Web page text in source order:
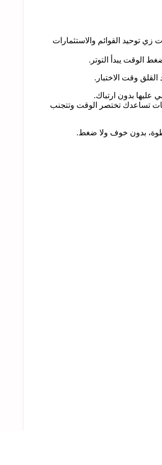
توحيد القوائم والاستثمارات
الوقت يبدأ التوتر.
وقت الاختبار.
بدون ارتباك.
تساعدك تختصر الوقت وتتجنب
بدون خوف ولا ضغط.